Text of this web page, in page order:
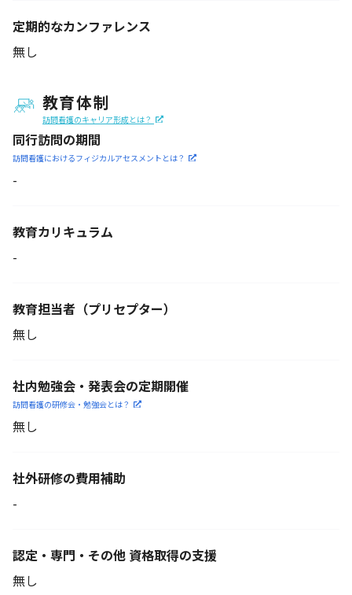
定期的なカンファレンス
無し
教育体制
訪問看護のキャリア形成とは？
同行訪問の期間
訪問看護におけるフィジカルアセスメントとは？
-
教育カリキュラム
-
教育担当者 （プリセプター）
無し
社内勉強会・発表会の定期開催
訪問看護の研修会・勉強会とは？
無し
社外研修の費用補助
-
認定・専門・その他 資格取得の支援
無し